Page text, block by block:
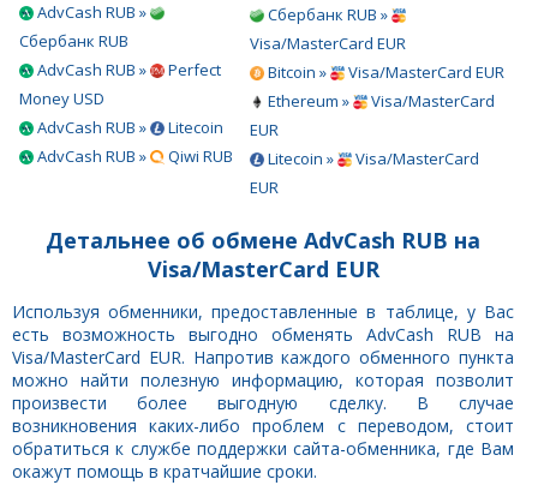
AdvCash RUB »
Сбербанк RUB
AdvCash RUB »
Perfect
Money USD
AdvCash RUB »
Litecoin
AdvCash RUB »
Qiwi RUB
Сбербанк RUB »
Visa/MasterCard EUR
Bitcoin »
Visa/MasterCard EUR
Ethereum »
Visa/MasterCard
EUR
Litecoin »
Visa/MasterCard
EUR
Детальнее об обмене AdvCash RUB на
Visa/MasterCard EUR
Используя обменники, предоставленные в таблице, у Вас
есть возможность выгодно обменять AdvCash RUB на
Visa/MasterCard EUR. Напротив каждого обменного пункта
можно найти полезную информацию, которая позволит
произвести более выгодную сделку. В случае
возникновения каких-либо проблем с переводом, стоит
обратиться к службе поддержки сайта-обменника, где Вам
окажут помощь в кратчайшие сроки.